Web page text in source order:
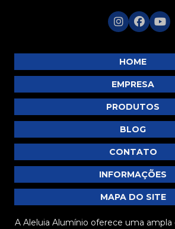
HOME
EMPRESA
PRODUTOS
BLOG
CONTATO
INFORMAÇÕES
MAPA DO SITE
A Aleluia Alumínio oferece uma